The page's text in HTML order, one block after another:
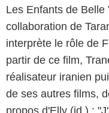
Les Enfants de
collaboration de
interprète le rôle de
partir de ce film,
réalisateur iranien
de ses autres films,
propos d'Elly (id.) :